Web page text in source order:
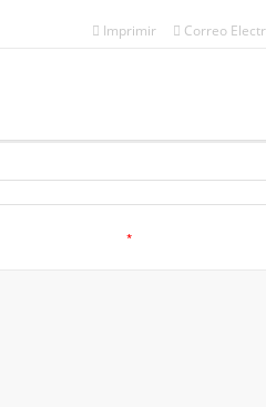
Imprimir Correo
*